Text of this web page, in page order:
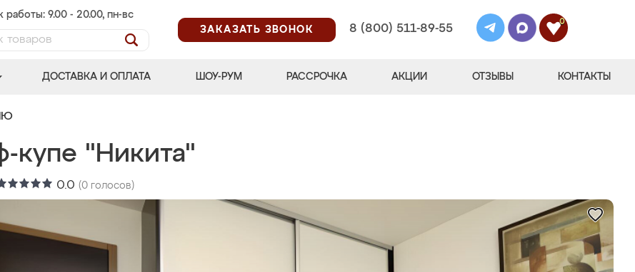
работы: 9.00 - 20.00, пн-вс
ЗАКАЗАТЬ ЗВОНОК
8 (800) 511-89-55
0
ДОСТАВКА И ОПЛАТА ШОУ-РУМ РАССРОЧКА АКЦИИ ОТЗЫВЫ КОНТАКТЫ
купе "Никита"
0.0 (0 голосов)